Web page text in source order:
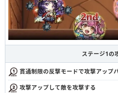
ステージ1の
貫通制限の反撃モードで攻撃アップ
攻撃アップして敵を攻撃する